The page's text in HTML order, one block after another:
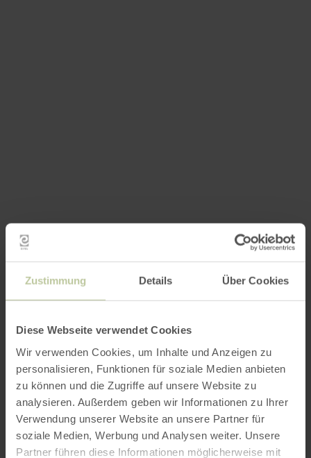
Zustimmung Details Über Cookies
Diese Webseite verwendet Cookies
Wir verwenden Cookies, um Inhalte und Anzeigen zu
personalisieren, Funktionen für soziale Medien anbieten
zu können und die Zugriffe auf unsere Website zu
analysieren. Außerdem geben wir Informationen zu Ihrer
Verwendung unserer Website an unsere Partner für
soziale Medien, Werbung und Analysen weiter. Unsere
Partner führen diese Informationen möglicherweise mit